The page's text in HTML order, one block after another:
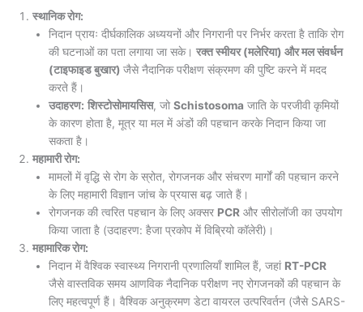
स्थानिक रोग:
निदान प्रायः दीर्घकालिक अध्ययनों और निगरानी पर निर्भर करता है ताकि रोग
की घटनाओं का पता लगाया जा सके। रक्त स्मीयर (मलेरिया) और मल संवर्धन
(टाइफाइड बुखार) जैसे नैदानिक परीक्षण संक्रमण की पुष्टि करने में मदद
करते हैं।
उदाहरण: शिस्टोसोमायसिस, जो Schistosoma जाति के परजीवी कृमियों
के कारण होता है, मूत्र या मल में अंडों की पहचान करके निदान किया जा
सकता है।
महामारी रोग:
मामलों में वृद्धि से रोग के स्रोत, रोगजनक और संचरण मार्गों की पहचान करने
के लिए महामारी विज्ञान जांच के प्रयास बढ़ जाते हैं।
रोगजनक की त्वरित पहचान के लिए अक्सर PCR और सीरोलॉजी का उपयोग
किया जाता है (उदाहरण: हैजा प्रकोप में विब्रियो कॉलेरी)।
महामारिक रोग:
निदान में वैश्विक स्वास्थ्य निगरानी प्रणालियाँ शामिल हैं, जहां RT-PCR
जैसे वास्तविक समय आणविक नैदानिक परीक्षण नए रोगजनकों की पहचान के
लिए महत्वपूर्ण हैं। वैश्विक अनुक्रमण डेटा वायरल उत्परिवर्तन (जैसे SARS-